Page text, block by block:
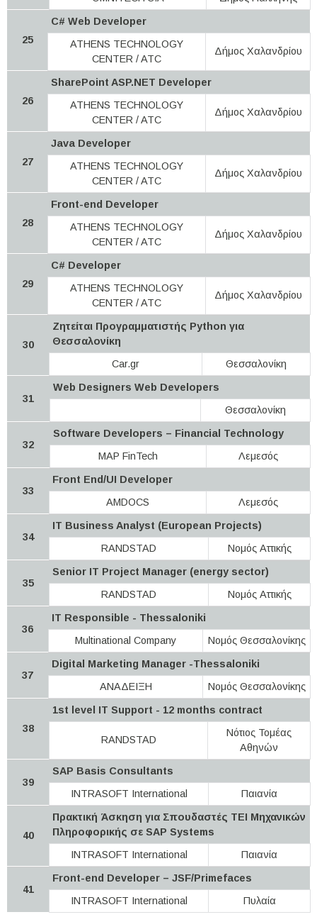
25
C# Web Developer
ATHENS TECHNOLOGY
CENTER / ATC
Δήμος Χαλανδρίου
26
SharePoint ASP.NET Developer
ATHENS TECHNOLOGY
CENTER / ATC
Δήμος Χαλανδρίου
27
Java Developer
ATHENS TECHNOLOGY
CENTER / ATC
Δήμος Χαλανδρίου
28
Front-end Developer
ATHENS TECHNOLOGY
CENTER / ATC
Δήμος Χαλανδρίου
29
C# Developer
ATHENS TECHNOLOGY
CENTER / ATC
Δήμος Χαλανδρίου
30
Ζητείται Προγραμματιστής Python για
Θεσσαλονίκη
Car.gr
Θεσσαλονίκη
31
Web Designers Web Developers
Θεσσαλονίκη
32
Software Developers – Financial Technology
MAP FinTech
Λεμεσός
33
Front End/UI Developer
AMDOCS
Λεμεσός
34
IT Business Analyst (European Projects)
RANDSTAD
Νομός Αττικής
35
Senior IT Project Manager (energy sector)
RANDSTAD
Νομός Αττικής
36
IT Responsible - Thessaloniki
Multinational Company
Νομός Θεσσαλονίκης
37
Digital Marketing Manager -Thessaloniki
ΑΝΑΔΕΙΞΗ
Νομός Θεσσαλονίκης
38
1st level IT Support - 12 months contract
RANDSTAD
Νότιος Τομέας
Αθηνών
39
SAP Basis Consultants
INTRASOFT International
Παιανία
40
Πρακτική Άσκηση για Σπουδαστές ΤΕΙ Μηχανικών
Πληροφορικής σε SAP Systems
INTRASOFT International
Παιανία
41
Front-end Developer – JSF/Primefaces
INTRASOFT International
Πυλαία